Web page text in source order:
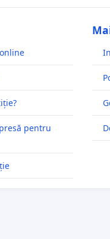
pentru